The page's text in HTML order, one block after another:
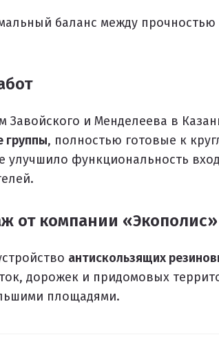
баланс между
Завойского и Менделеева в
группы, полностью готовые к
улучшило функциональность
от компании «Экополис»
антискользящих
дорожек и придомовых
площадями.